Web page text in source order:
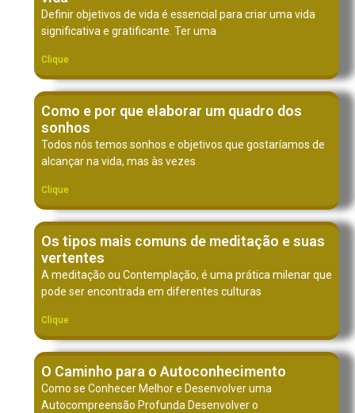
Definir objetivos de vida é essencial para criar uma vida
significativa e gratificante. Ter uma
Clique
Como e por que elaborar um quadro dos
sonhos
Todos nós temos sonhos e objetivos que gostaríamos de
alcançar na vida, mas às vezes
Clique
Os tipos mais comuns de meditação e suas
vertentes
A meditação ou Contemplação, é uma prática milenar que
pode ser encontrada em diferentes culturas
Clique
O Caminho para o Autoconhecimento
Como se Conhecer Melhor e Desenvolver uma
Autocompreensão Profunda Desenvolver o